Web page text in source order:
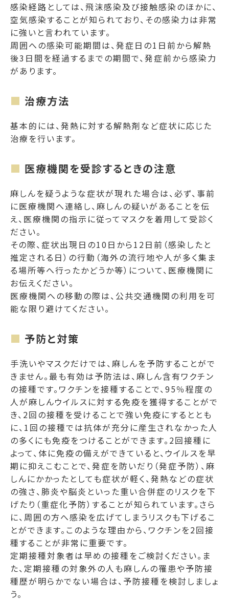
感染経路としては、飛沫感染及び接触感染のほかに、
空気感染することが知られており、その感染力は非常
に強いと言われています。
周囲への感染可能期間は、発症日の1日前から解熱
後3日間を経過するまでの期間で、発症前から感染力
があります。
治療方法
基本的には、発熱に対する解熱剤など症状に応じた
治療を行います。
医療機関を受診するときの注意
麻しんを疑うような症状が現れた場合は、必ず、事前
に医療機関へ連絡し、麻しんの疑いがあることを伝
え、医療機関の指示に従ってマスクを着用して受診く
ださい。
その際、症状出現日の10日から12日前（感染したと
推定される日）の行動（海外の流行地や人が多く集ま
る場所等へ行ったかどうか等）について、医療機関に
お伝えください。
医療機関への移動の際は、公共交通機関の利用を可
能な限り避けてください。
予防と対策
手洗いやマスクだけでは、麻しんを予防することがで
きません。最も有効は予防法は、麻しん含有ワクチン
の接種です。ワクチンを接種することで、95％程度の
人が麻しんウイルスに対する免疫を獲得することがで
き、2回の接種を受けることで強い免疫にするととも
に、1回の接種では抗体が充分に産生されなかった人
の多くにも免疫をつけることができます。2回接種に
よって、体に免疫の備えができていると、ウイルスを早
期に抑えこむことで、発症を防いだり（発症予防）、麻
しんにかかったとしても症状が軽く、発熱などの症状
の強さ、肺炎や脳炎といった重い合併症のリスクを下
げたり（重症化予防）することが知られています。さら
に、周囲の方へ感染を広げてしまうリスクも下げるこ
とができます。このような理由から、ワクチンを2回接
種することが非常に重要です。
定期接種対象者は早めの接種をご検討ください。ま
た、定期接種の対象外の人も麻しんの罹患や予防接
種歴が明らかでない場合は、予防接種を検討しましょ
う。